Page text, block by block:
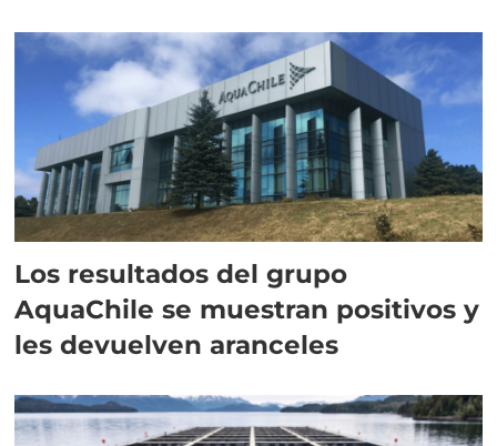
Los resultados del grupo
AquaChile se muestran positivos y
les devuelven aranceles